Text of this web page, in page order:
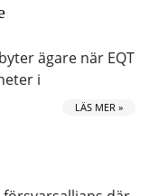
ägare när EQT
i
LÄS MER »